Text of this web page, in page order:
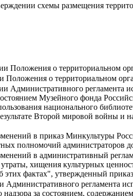
схемы размещения
Положения о территориальном
Положения о территориальном
Административного регламента
Музейного фонда
национального
Второй мировой войны и
в приказ Минкультуры
полномочий администраторов
в административный
хищения культурных
этих фактах", утвержденный
Административного регламента
надзора за состоянием,